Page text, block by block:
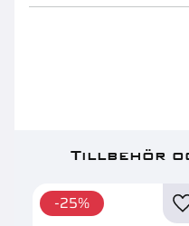
Tillbehör
25%